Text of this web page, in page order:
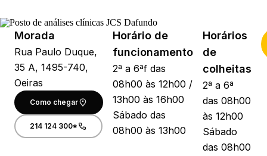
Morada
Rua Paulo Duque,
35 A, 1495-740,
Oeiras
Como chegar
214 124 300*
Horário de
funcionamento
2ª a 6ªf das
08h00 às 12h00 /
13h00 às 16h00
Sábado das
08h00 às 13h00
Horários
de
colheitas
2ª a 6ª
das 08h00
às 12h00
Sábado
das 08h00